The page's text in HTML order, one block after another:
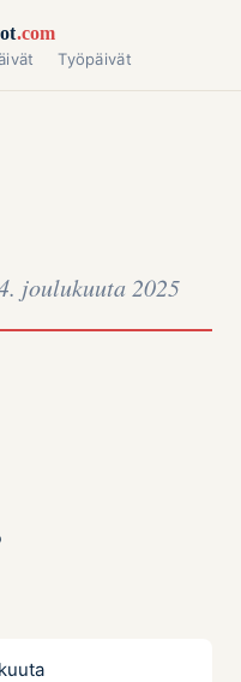
.com
Työpäivät
joulukuuta 2025